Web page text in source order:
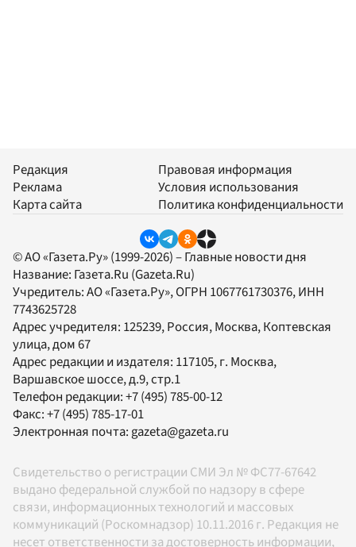
Редакция
Реклама
Карта сайта
Правовая информация
Условия использования
Политика конфиденциальности
© АО «Газета.Ру» (1999-2026) – Главные новости дня
Название: Газета.Ru (Gazeta.Ru)
Учредитель:АО «Газета.Ру», ОГРН 1067761730376, ИНН
7743625728
Адрес учредителя: 125239, Россия, Москва, Коптевская
улица, дом 67
Адрес редакции и издателя: 117105, г. Москва,
Варшавское шоссе, д.9, стр.1
Телефон редакции:+7 (495) 785-00-12
Факс:+7 (495) 785-17-01
Электронная почта: gazeta@gazeta.ru
Свидетельство о регистрации СМИ Эл № ФС77-67642
выдано федеральной службой по надзору в сфере
связи, информационных технологий и массовых
коммуникаций (Роскомнадзор) 10.11.2016 г. Редакция не
несет ответственности за достоверность информации,